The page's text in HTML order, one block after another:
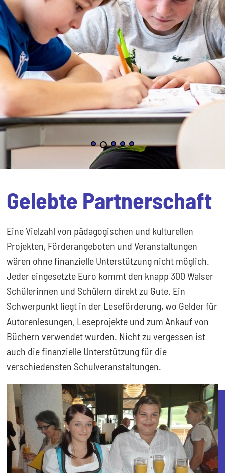
Gelebte Partnerschaft
Eine Vielzahl von pädagogischen und kulturellen
Projekten, Förderangeboten und Veranstaltungen
wären ohne finanzielle Unterstützung nicht möglich.
Jeder eingesetzte Euro kommt den knapp 300 Walser
Schülerinnen und Schülern direkt zu Gute. Ein
Schwerpunkt liegt in der Leseförderung, wo Gelder für
Autorenlesungen, Leseprojekte und zum Ankauf von
Büchern verwendet wurden. Nicht zu vergessen ist
auch die finanzielle Unterstützung für die
verschiedensten Schulveranstaltungen.